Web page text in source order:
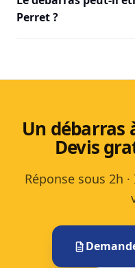
Perret ?
Un débarras
Devis
Réponse sous 2h